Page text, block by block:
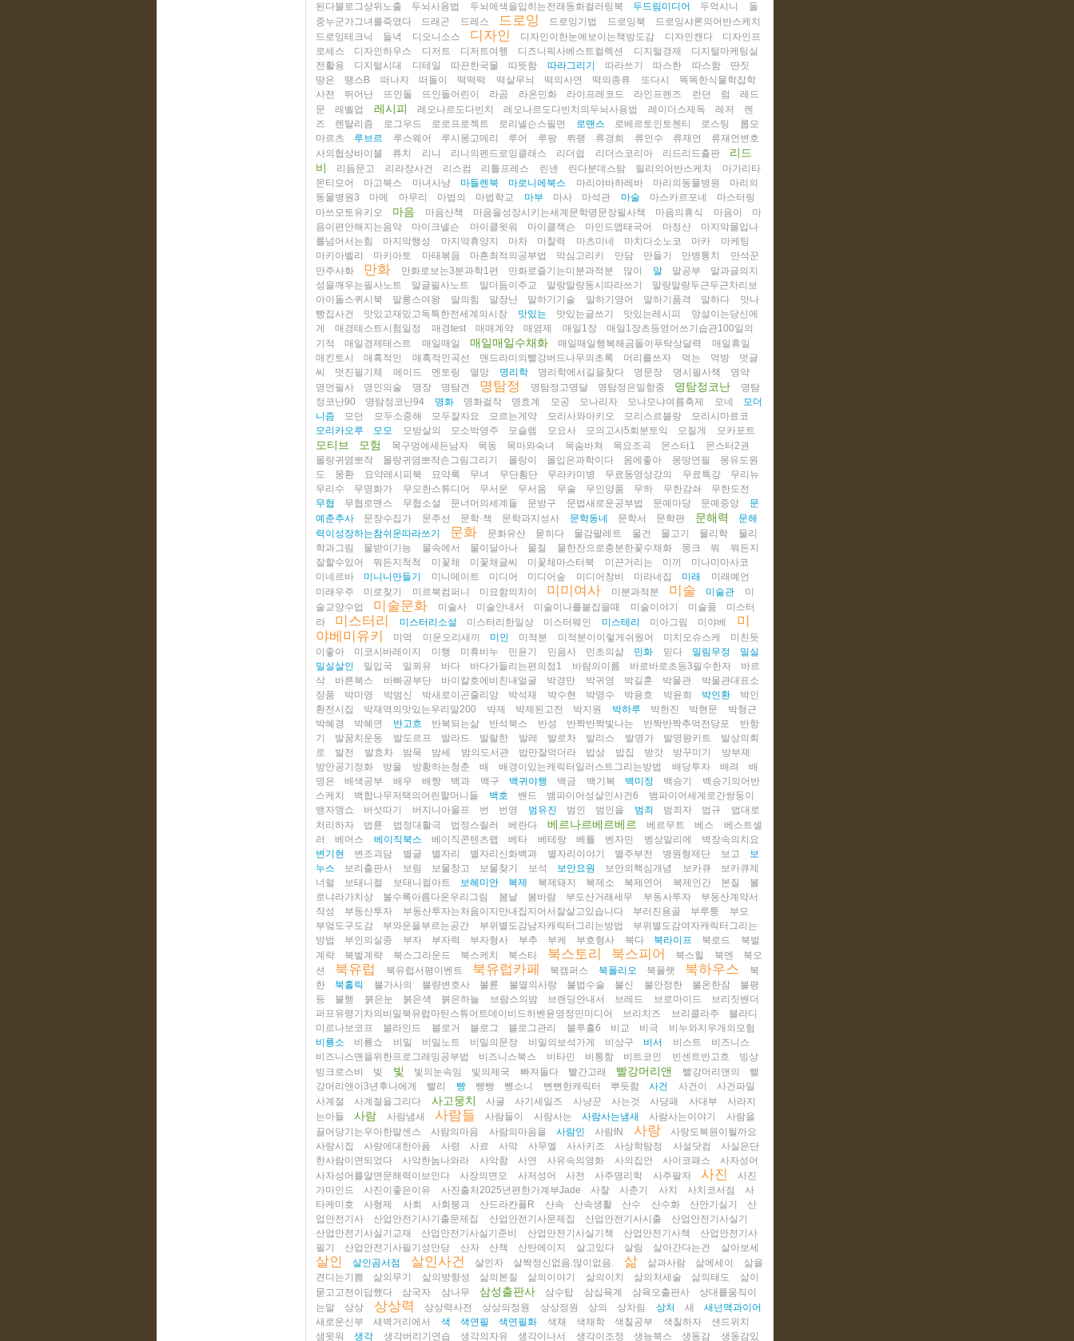
된다블로그상위노출
두뇌사용법 두뇌에색을입히는전래동화컬러링북 두드림미디어 두억시니
둘
중누군가그녀를죽였다
드래곤 드레스 드로잉 드로잉기법 드로잉북
드로잉샤론의어반스케치
드로잉테크닉
들녁 디오니소스 디자인 디자인이한눈에보이는책방도감 디자인캔다
디자인프
로세스
디자인하우스 디저트 디저트여행 디즈니픽사베스트컬렉션 디지털경제
디지털마케팅실
전활용
디지털시대 디테일 따끈한국물 따뜻함 따라그리기 따라쓰기 따스한 따스함
딴짓
땅은
땡스B 떠나자 떠돌이 떡떡떡 떡살무늬 떡의사연 떡의종류 또다시
똑똑한식물학잡학
사전
뛰어난 뜨인돌 뜨인돌어린이 라곰 라온민화 라이프레코드 라인프렌즈 런던 럼
레드
문
레벨업 레시피 레오나르도다빈치 레오나르도다빈치의두뇌사용법 레이더스제독 레저
렌
즈
렌탈리즘 로그우드 로로프로젝트 로리넬슨스필먼 로맨스 로베르토인토첸티 로스팅
롭모
마르츠
루브르 루스웨어 루시몽고메리 루어 루팡 뤼팽 류경희 류인수 류재언
류재언변호
사의협상바이블
류치 리니 리니의펜드로잉클래스 리더쉽 리더스코리아 리드리드출판
리드
비
리듬문고 리라장사건 리스컴 리틀프레스 린넨 린다분데스탐 릴리의어반스케치
마가리타
몬티모어
마고북스 마녀사냥 마들렌북 마로니에북스 마리야바하레바 마리의동물병원
마리의
동물병원3
마메 마무리 마법의 마법학교 마부 마사 마석관 마술 마스카르포네
마스터링
마쓰모토유키오
마음 마음산책 마음을성장시키는세계문학명문장필사책 마음의휴식 마음이
마
음이편안해지는음악
마이크넬슨 마이클윗워 마이클잭슨 마인드맵태국어 마정산
마지막몰입나
를넘어서는힘
마지막행성 마지막휴양지 마차 마찰력 마츠미네 마치다소노코 마카
마케팅
마키아벨리
마키아토 마태볶음 마흔최적의공부법 막심고리키 만담 만들기 만병통치
만석꾼
만주사화
만화 만화로보는3분과학1편 만화로즐기는미분과적분 많이 말 말공부
말과글의지
성을깨우는필사노트
말글필사노트 말더듬이주교 말랑말랑동시따라쓰기
말랑말랑두근두근차리보
아이돌스퀴시북
말롱스여왕 말의힘 말장난 말하기기술 말하기영어 말하기품격 말하다
맛나
빵집사건
맛있고재밌고독특한전세계의시장 맛있는 맛있는글쓰기 맛있는레시피
망설이는당신에
게
매경테스트시험일정 매경test 매매계약 매염제 매일1장
매일1장초등영어쓰기습관100일의
기적
매일경제테스트 매일매일 매일매일수채화 매일매일행복해곰돌이푸탁상달력
매일휴일
매킨토시
매혹적인 매혹적인곡선 맨드라미의빨강버드나무의초록 머리를쓰자 먹는 먹방
멋글
씨
멋진필기체 메이드 멘토링 멸망 명리학 명리학에서길을찾다 명문장 명시필사책
명약
명언필사
명인의술 명장 명탐견 명탐정 명탐정고명달 명탐정은밀항중 명탐정코난
명탐
정코난90
명탐정코난94 명화 명화걸작 명효계 모공 모나리자 모냐모냐여름축제 모네
모더
니즘
모던 모두소중해 모두잘자요 모르는게약 모리사와아키오 모리스르블랑
모리시마료코
모리카오루
모모 모방살의 모소박영주 모슬렘 모요사 모의고사5회분토익 모질게 모카포트
모티브 모험 목구멍에세든남자 목동 목마와숙녀 목숨바쳐 목요조곡 몬스터1
몬스터2권
몰랑귀염뽀작
몰랑귀염뽀작손그림그리기 몰랑이 몰입은과학이다 몸에좋아 몽땅연필
몽유도원
도
몽환 묘약레시피북 묘약록 무녀 무단횡단 무라카미병 무료동영상강의 무료특강
무리뉴
무리수
무명화가 무모한스튜디어 무서운 무서움 무술 무인양품 무하 무한감솨
무한도전
무협
무협로맨스 무협소설 문너머의세계들 문방구 문법새로운공부법 문예마당 문예중앙
문
예춘추사
문장수집가 문주선 문학·책 문학과지성사 문학동네 문학서 문학판 문해력
문해
력이성장하는참쉬운따라쓰기
문화 문화유산 묻히다 물감팔레트 물건 물고기 물리학
물리
학과그림
물받이기능 물속에서 물이달아나 물질 물한잔으로충분한꽃수채화 뭉크 뭐
뭐든지
잘할수있어
뭐든지척척 미꽃체 미꽃체글씨 미꽃체마스터북 미끈거리는 미끼
미나미마사코
미네르바
미니니만들기 미니메이트 미디어 미디어숲 미디어창비 미라네집 미래
미래예언
미래우주
미로찾기 미르북컴퍼니 미묘함의차이 미미여사 미분과적분 미술 미술관
미
술교양수업
미술문화 미술사 미술안내서 미술이나를붙잡을때 미술이야기 미술품
미스터
라
미스터리 미스터리소설 미스터리한일상 미스터웨인 미스테리 미아그림 미야베
미
야베미유키
미역 미운오리새끼 미인 미적분 미적분이이렇게쉬웠어 미치오슈스케
미친듯
이좋아
미코시바레이지 미행 미휴비누 민윤기 민음사 민초의삶 민화 믿다 밀림무정
밀실
밀실살인
밀입국 밀푀유 바다 바다가들리는편의점1 바람의이름 바로바로초등3필수한자
바르
삭
바른북스 바빠공부단 바이칼호에비친내얼굴 박경만 박귀영 박길훈 박물관
박물관대표소
장품
박미영 박범신 박새로이곤줄리앙 박석재 박수현 박영수 박용호 박윤희 박인환
박인
환전시집
박재역의맛있는우리말200 박제 박제된고전 박지원 박하루 박한진 박현문
박형근
박혜경
박혜연 반고흐 반복되는삶 반석북스 반성 반짝반짝빛나는 반짝반짝추억전당포
반항
기
발꿈치운동 발도르프 발라드 발랄한 발레 발로차 발리스 발명가 발명왕키트
발상의회
로
발전 발효차 밤묵 밤세 밤의도서관 밥만잘먹더라 밥상 밥집 방갓 방꾸미기
방부제
방안공기정화
방울 방황하는청춘 배 배경이있는캐릭터일러스트그리는방법 배당투자 배려
배
명은
배색공부 배우 배짱 백과 백구 백귀야행 백금 백기복 백미정 백승기
백승기의어반
스케치
백합나무저택의어린할머니들 백호 밴드 뱀파이어성살인사건6
뱀파이어세계로간쌍둥이
뱅자맹쇼
버섯따기 버지니아울프 번 번영 범유진 범인 범인을 범죄 범죄자 법규
법대로
처리하자
법륜 법정대활극 법정스릴러 베란다 베르나르베르베르 베르무트 베스
베스트셀
러
베어스 베이직북스 베이직콘텐츠랩 베타 베테랑 베틀 벤자민 벵상말리에
벽장속의치요
변기현
변조괴담 별글 별자리 별자리신화백과 별자리이야기 별주부전 병원형제단 보고
보
누스
보리출판사 보림 보물창고 보물찾기 보석 보안요원 보안의핵심개념 보카큐
보카큐제
너럴
보태니컬 보태니컬아트 보헤미안 복제 복제돼지 복제소 복제연어 복제인간 본질
볼
로냐라가치상
볼수록아름다운우리그림 봄날 봄바람 부도산거래세무 부동사투자
부동산계약서
작성
부동산투자 부동산투자는처음이지만내집지어서잘살고있습니다 부러진용골 부루퉁
부모
부엌도구도감
부와운을부르는공간 부위별도감남자캐릭터그리는방법
부위별도감여자캐릭터그리는
방법
부인의실종 부자 부자력 부자형사 부추 부케 부호형사 북다 북라이프 북로드
북벌
계락
북벌계략 북스그라운드 북스케치 북스타 북스토리 북스피어 북스힐 북엔
북오
션
북유럽 북유럽서평이벤트 북유럽카페 북캠퍼스 북폴리오 북플랫 북하우스
북
한
북홀릭 불가사의 불량변호사 불륜 불멸의사랑 불법수술 불신 불안정한 불온한잠
불평
등
불행 붉은눈 붉은색 붉은하늘 브람스의밤 브랜딩안내서 브레드 브로마이드
브리짓밴더
퍼프유령기차의비밀북유럽마틴스튜어트데이비드하벤윤영정민미디어
브리치즈 브리콜라주
블라디
미르나보코프
블라인드 블로거 블로그 블로그관리 블루홀6 비교 비극
비누와지우개의모험
비룡소
비룡쇼 비밀 비밀노트 비밀의문장 비밀의보석가게 비상구 비서 비스트
비즈니스
비즈니스맨을위한프로그래밍공부법
비즈니스북스 비타민 비통함 비트코인 빈센트반고흐
빙상
빙크로스비
빚 빛 빛의눈속임 빛의제국 빠져들다 빨간고래 빨강머리앤 빨강머리앤의
빨
강머리앤이3년후나에게
빨리 빵 빵빵 뺑소니 뻔뻔한캐릭터 뿌듯함 사건 사건이
사건파일
사계절
사계절을그리다 사고뭉치 사굴 사기세일즈 사냥꾼 사는것 사당패 사대부
사라지
는아들
사람 사람냄새 사람들 사람들이 사람사는 사람사는냄새 사람사는이야기
사람을
끌어당기는우아한말센스
사람의마음 사람의마음을 사람인 사람IN 사랑
사랑도복원이될까요
사랑시집
사랑에대한아픔 사령 사료 사막 사무엘 사사키조 사상학탐정 사설닷컴
사실은단
한사람이면되었다
사악한놈나와라 사악함 사연 사유속의영화 사의집안 사이코패스
사자성어
사자성어를알면문해력이보인다
사장의면모 사저성어 사전 사주명리학 사주팔자 사진
사진
가마인드
사진이좋은이유 사진출처2025년편한가계부Jade 사찰 사춘기 사치 사치코서점
사
타케미호
사형제 사회 사회붕괴 산드라칸폴R 산속 산속생활 산수 산수화 산안기실기
산
업안전기사
산업안전기사기출문제집 산업안전기사문제집 산업안전기사시출
산업안전기사실기
산업안전기사실기교재
산업안전기사실기준비 산업안전기사실기책 산업안전기사책
산업안전기사
필기
산업안전기사필기성안당 산자 산책 산탄에이지 살고있다 살림 살아간다는건 살아보세
살인 살인곰서점 살인사건 살인자 살짝정신없음.많이없음. 삶 삶과사람 삶에세이
삶을
견디는기쁨
삶의무기 삶의방향성 삶의본질 삶의이야기 삶의이치 삶의처세술 삶의태도
삶이
묻고고전이답했다
삼국자 삼나무 삼성출판사 삼수탑 삼십육계 삼육오출판사
상대를움직이
는말
상상 상상력 상상력사전 상상의정원 상상정원 상의 상차림 상처 새
새넌맥과이어
새로운신부
새벽거리에서 색 색연필 색연필화 색채 색채학 색칠공부 색칠하자
샌드위치
샘윗워
생각 생각버리기연습 생각의자유 생각이나서 생각이조정 생능북스 생동감 생동감있